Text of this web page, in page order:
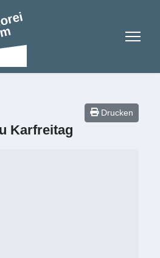
Drucken
Karfreitag